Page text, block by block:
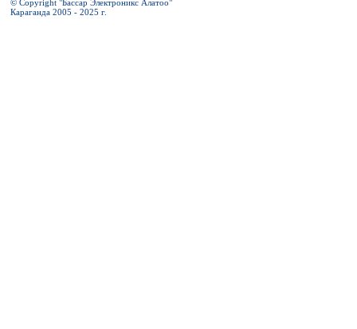
© Copyright "Бассар Электроникс Алатоо"
Караганда 2005 - 2025 г.